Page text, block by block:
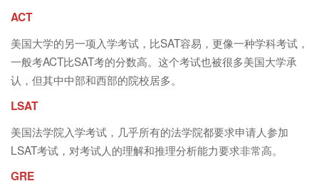
ACT
美国大学的另一项入学考试，比SAT容易，更像一种学科考试，
一般考ACT比SAT考的分数高。这个考试也被很多美国大学承
认，但其中中部和西部的院校居多。
LSAT
美国法学院入学考试，几乎所有的法学院都要求申请人参加
LSAT考试，对考试人的理解和推理分析能力要求非常高。
GRE